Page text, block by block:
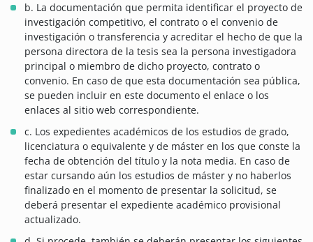
b. La documentación que permita identificar el proyecto de
investigación competitivo, el contrato o el convenio de
investigación o transferencia y acreditar el hecho de que la
persona directora de la tesis sea la persona investigadora
principal o miembro de dicho proyecto, contrato o
convenio. En caso de que esta documentación sea pública,
se pueden incluir en este documento el enlace o los
enlaces al sitio web correspondiente.
c. Los expedientes académicos de los estudios de grado,
licenciatura o equivalente y de máster en los que conste la
fecha de obtención del título y la nota media. En caso de
estar cursando aún los estudios de máster y no haberlos
finalizado en el momento de presentar la solicitud, se
deberá presentar el expediente académico provisional
actualizado.